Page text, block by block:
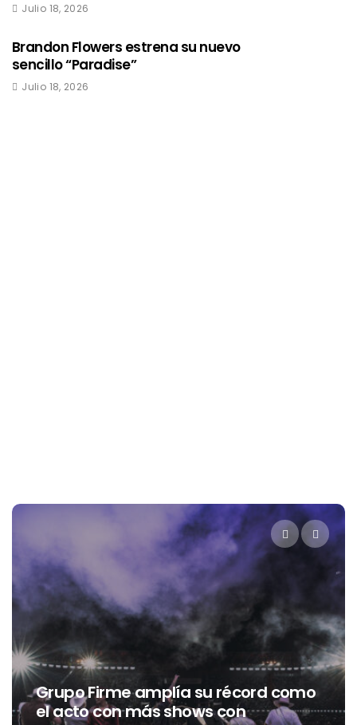
Julio 18, 2026
Brandon Flowers estrena su nuevo
sencillo “Paradise”
Julio 18, 2026
Grupo Firme amplía su récord como
el acto con más shows con